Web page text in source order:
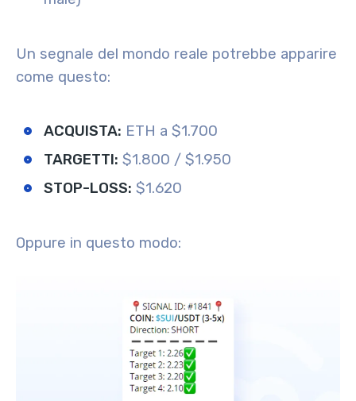
Un segnale del mondo reale potrebbe apparire
come questo:
ACQUISTA: ETH a $1.700
TARGETTI: $1.800 / $1.950
STOP-LOSS: $1.620
Oppure in questo modo: